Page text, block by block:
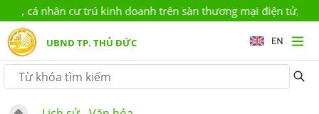
cá nhân cư trú kinh doanh trên sàn thương mại điện tử,
UBND TP. THỦ ĐỨC